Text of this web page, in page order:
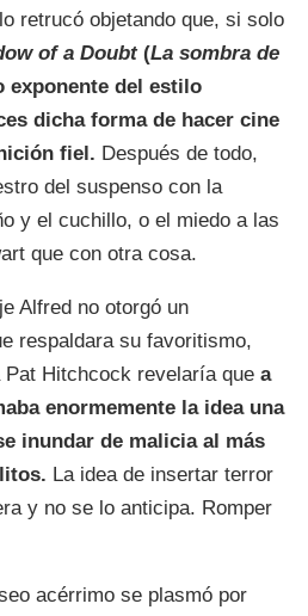
retrucó objetando que, si solo
of a Doubt(La sombra de
exponente del estilo
dicha forma de hacer cine
fiel. Después de todo,
del suspenso con la
y el cuchillo, o el miedo a las
que con otra cosa.
Alfred no otorgó un
respaldara su favoritismo,
Hitchcock revelaría que a
enormemente la idea una
inundar de malicia al más
La idea de insertar terror
y no se lo anticipa. Romper
acérrimo se plasmó por